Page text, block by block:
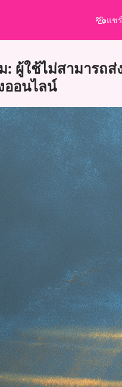
แช
ผู้ใช้ไม่สามารถ
ออนไลน์